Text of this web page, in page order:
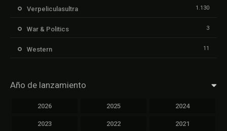
Verpeliculasultra 1.130
War & Politics 3
Western 11
Año de lanzamiento
2026 2025 2024
2023 2022 2021